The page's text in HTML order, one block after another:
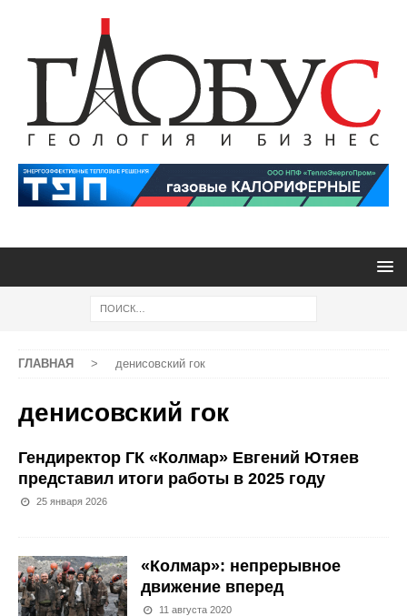
ГЛАВНАЯ > денисовский гок
денисовский гок
Гендиректор ГК «Колмар» Евгений Ютяев
представил итоги работы в 2025 году
25 января 2026
«Колмар»: непрерывное
движение вперед
11 августа 2020